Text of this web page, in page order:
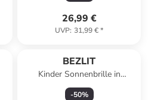
26,99 €
UVP: 31,99 €*
BEZLIT
Kinder Sonnenbrille in
Schwarz/Grün
-50%